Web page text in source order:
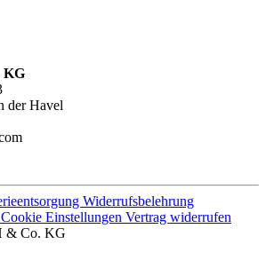
KG
der Havel
Widerrufsbelehrung
Cookie Einstellungen Vertrag widerrufen
& Co. KG